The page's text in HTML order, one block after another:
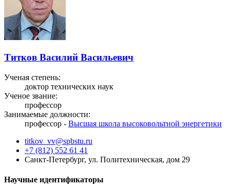
Титков Василий Васильевич
Ученая степень:
доктор технических наук
Ученое звание:
профессор
Занимаемые должности:
профессор - Высшая школа высоковольтной энергетики
titkov_vv@spbstu.ru
+7 (812) 552 61 41
Санкт-Петербург, ул. Политехническая, дом 29
Научные идентификаторы